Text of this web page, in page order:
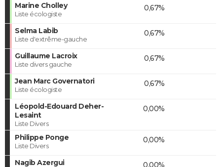
Marine Cholley
Liste écologiste
0,67%
Selma Labib
Liste d'extrême-gauche
0,67%
Guillaume Lacroix
Liste divers gauche
0,67%
Jean Marc Governatori
Liste écologiste
0,67%
Léopold-Edouard Deher-
Lesaint
Liste Divers
0,00%
Philippe Ponge
Liste Divers
0,00%
Nagib Azergui 0,00%